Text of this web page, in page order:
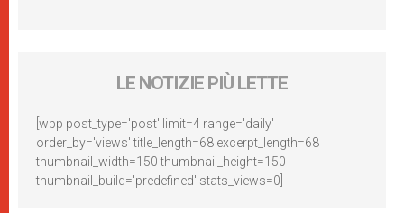
LE NOTIZIE PIÙ LETTE
[wpp post_type='post' limit=4 range='daily'
order_by='views' title_length=68 excerpt_length=68
thumbnail_width=150 thumbnail_height=150
thumbnail_build='predefined' stats_views=0]